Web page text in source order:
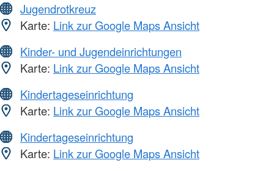
Jugendrotkreuz
Karte: Link zur Google Maps Ansicht
Kinder- und Jugendeinrichtungen
Karte: Link zur Google Maps Ansicht
Kindertageseinrichtung
Karte: Link zur Google Maps Ansicht
Kindertageseinrichtung
Karte: Link zur Google Maps Ansicht